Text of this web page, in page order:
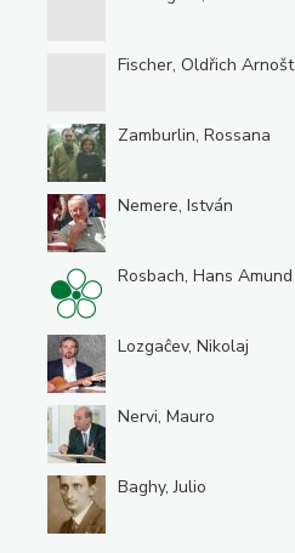
Fischer, Oldřich Arnošt
Zamburlin, Rossana
Nemere, István
Rosbach, Hans Amund
Lozgaĉev, Nikolaj
Nervi, Mauro
Baghy, Julio